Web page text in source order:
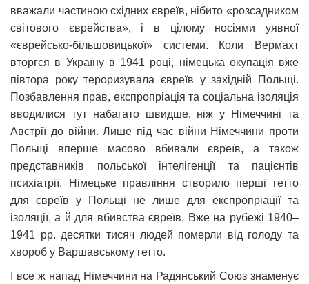
вважали частиною східних євреїв, нібито «розсадником
світового єврейства», і в цілому носіями уявної
«єврейсько-більшовицької» системи. Коли Вермахт
вторгся в Україну в 1941 році, німецька окупація вже
півтора року тероризувала євреїв у західній Польщі.
Позбавлення прав, експропріація та соціальна ізоляція
вводилися тут набагато швидше, ніж у Німеччині та
Австрії до війни. Лише під час війни Німеччини проти
Польщі вперше масово вбивали євреїв, а також
представників польської інтелігенції та пацієнтів
психіатрії. Німецьке правління створило перші гетто
для євреїв у Польщі не лише для експропріації та
ізоляції, а й для вбивства євреїв. Вже на рубежі 1940–
1941 рр. десятки тисяч людей померли від голоду та
хвороб у Варшавському гетто.
І все ж напад Німеччини на Радянський Союз знаменує